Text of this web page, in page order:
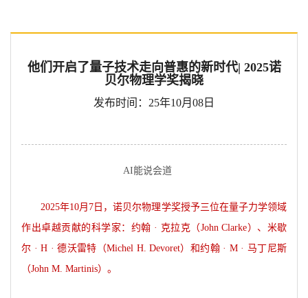
他们开启了量子技术走向普惠的新时代| 2025诺
贝尔物理学奖揭晓
发布时间：25年10月08日
AI能说会道
2025年10月7日，诺贝尔物理学奖授予三位在量子力学领域
作出卓越贡献的科学家：约翰 · 克拉克（John Clarke）、米歇
尔 · H · 德沃雷特（Michel H. Devoret）和约翰 · M · 马丁尼斯
（John M. Martinis）。